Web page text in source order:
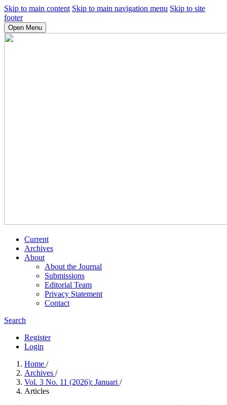
Skip to main content Skip to main navigation menu Skip to site
footer
Open Menu
Current
Archives
About
About the Journal
Submissions
Editorial Team
Privacy Statement
Contact
Search
Register
Login
Home /
Archives /
Vol. 3 No. 11 (2026): Januari /
Articles